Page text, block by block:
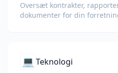
Oversæt kontrakter,
dokumenter for din
💻 Teknologi